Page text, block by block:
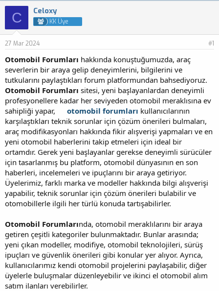
n
b
y
u
a
ş
l
a
a
n
ş
l
a
n
ç
t
a
r
i
h
i
C Celoxy
KK Üye
27 Mar 2024 #1
Otomobil Forumları hakkında konuştuğumuzda, araç
severlerin bir araya gelip deneyimlerini, bilgilerini ve
tutkularını paylaştıkları forum platformundan bahsediyoruz.
Otomobil Forumları sitesi, yeni başlayanlardan deneyimli
profesyonellere kadar her seviyeden otomobil meraklısına ev
sahipliği yapar,
otomobil forumları kullanıcılarının
karşılaştıkları teknik sorunlar için çözüm önerileri bulmaları,
araç modifikasyonları hakkında fikir alışverişi yapmaları ve en
yeni otomobil haberlerini takip etmeleri için ideal bir
ortamdır. Gerek yeni başlayanlar gerekse deneyimli sürücüler
için tasarlanmış bu platform, otomobil dünyasının en son
haberleri, incelemeleri ve ipuçlarını bir araya getiriyor.
Üyelerimiz, farklı marka ve modeller hakkında bilgi alışverişi
yapabilir, teknik sorunlar için çözüm önerileri bulabilir ve
otomobillerle ilgili her türlü konuda tartışabilirler.
Otomobil Forumlarında, otomobil meraklılarını bir araya
getiren çeşitli kategoriler bulunmaktadır. Bunlar arasında;
yeni çıkan modeller, modifiye, otomobil teknolojileri, sürüş
ipuçları ve güvenlik önerileri gibi konular yer alıyor. Ayrıca,
kullanıcılarımız kendi otomobil projelerini paylaşabilir, diğer
üyelerle buluşmalar düzenleyebilir ve ikinci el otomobil alım
satım ilanları verebilirler.